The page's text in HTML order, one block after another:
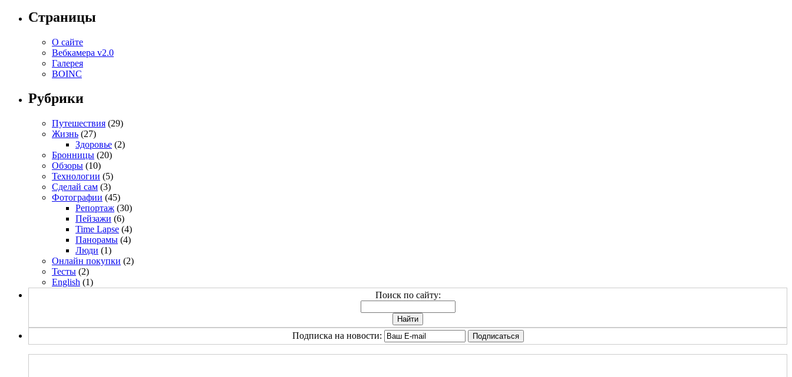
Страницы
О сайте
Вебкамера v2.0
Галерея
BOINC
Рубрики
Путешествия (29)
Жизнь (27)
Здоровье (2)
Бронницы (20)
Обзоры (10)
Технологии (5)
Сделай сам (3)
Фотографии (45)
Репортаж (30)
Пейзажи (6)
Time Lapse (4)
Панорамы (4)
Люди (1)
Онлайн покупки (2)
Тесты (2)
English (1)
Поиск по сайту:
Подписка на новости: